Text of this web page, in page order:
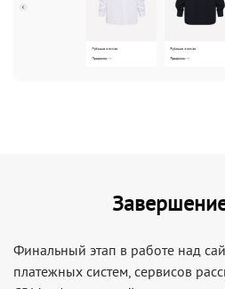
Финальный этап в работе над
платежных систем, сервисов